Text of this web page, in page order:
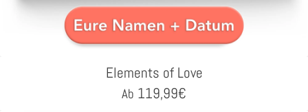
Elements of Love
Ab 119,99€